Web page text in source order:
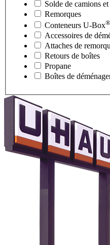
Solde de camions
Remorques
Conteneurs U-Box®
Accessoires de
Attaches de
Retours de boîtes
Propane
Boîtes de